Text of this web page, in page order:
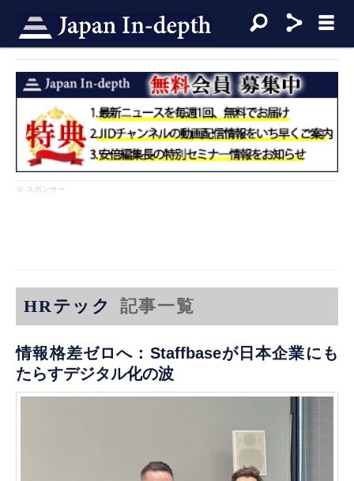
※ スポンサー
HRテック 記事一覧
情報格差ゼロへ：Staffbaseが日本企業にも
たらすデジタル化の波